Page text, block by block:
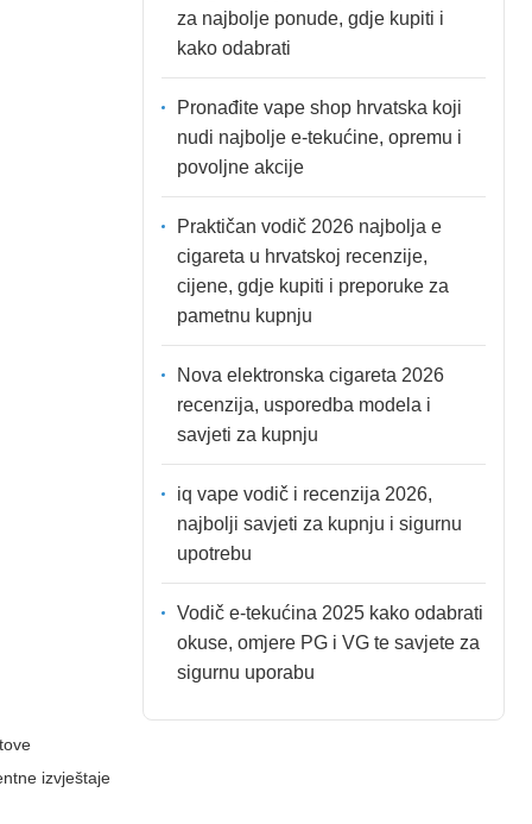
izvještaje
za najbolje ponude, gdje kupiti i
kako odabrati
Pronađite vape shop hrvatska koji
nudi najbolje e-tekućine, opremu i
povoljne akcije
Praktičan vodič 2026 najbolja e
cigareta u hrvatskoj recenzije,
cijene, gdje kupiti i preporuke za
pametnu kupnju
Nova elektronska cigareta 2026
recenzija, usporedba modela i
savjeti za kupnju
iq vape vodič i recenzija 2026,
najbolji savjeti za kupnju i sigurnu
upotrebu
Vodič e-tekućina 2025 kako odabrati
okuse, omjere PG i VG te savjete za
sigurnu uporabu